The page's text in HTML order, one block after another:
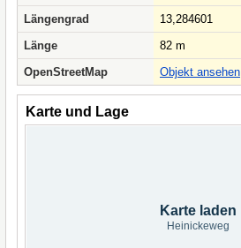
Längengrad
13,284601
Länge
82 m
OpenStreetMap
Objekt ansehen
Karte und Lage
Karte laden
Heinickeweg